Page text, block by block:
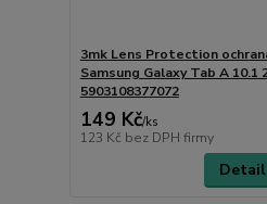
3mk Lens Protection
Samsung Galaxy Tab A 10.1
5903108377072
149 Kč/ks
123 Kč bez DPH firmy
Detail